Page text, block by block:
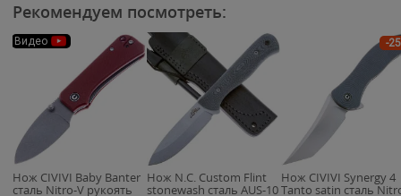
Рекомендуем посмотреть:
Видео
Нож CIVIVI Baby Banter
сталь Nitro-V рукоять
Нож N.C. Custom Flint
stonewash сталь AUS-10
-
Нож CIVIVI Synergy 4
Tanto satin сталь